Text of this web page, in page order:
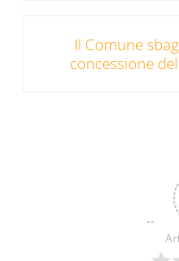
Il Comune
concessione